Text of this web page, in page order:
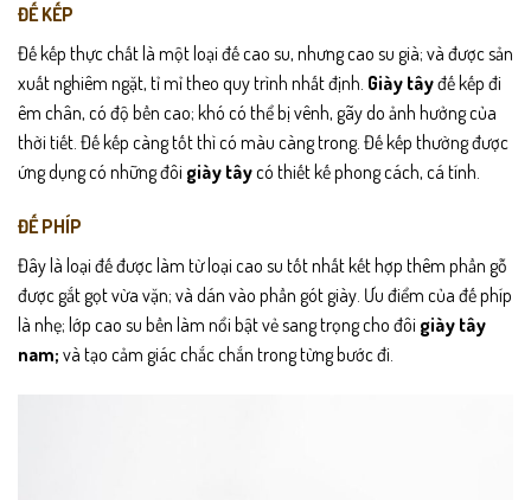
ĐẾ KẾP
Đế kếp thực chất là một loại đế cao su, nhưng cao su già; và được sản
xuất nghiêm ngặt, tỉ mỉ theo quy trình nhất định. Giày tâyđế kếp đi
êm chân, có độ bền cao; khó có thể bị vênh, gãy do ảnh hưởng của
thời tiết. Đế kếp càng tốt thì có màu càng trong. Đế kếp thường được
ứng dụng có những đôi giày tâycó thiết kế phong cách, cá tính.
ĐẾ PHÍP
Đây là loại đế được làm từ loại cao su tốt nhất kết hợp thêm phần gỗ
được gắt gọt vừa vặn; và dán vào phần gót giày. Ưu điểm của đế phíp
là nhẹ; lớp cao su bền làm nổi bật vẻ sang trọng cho đôi giày tây
nam; và tạo cảm giác chắc chắn trong từng bước đi.